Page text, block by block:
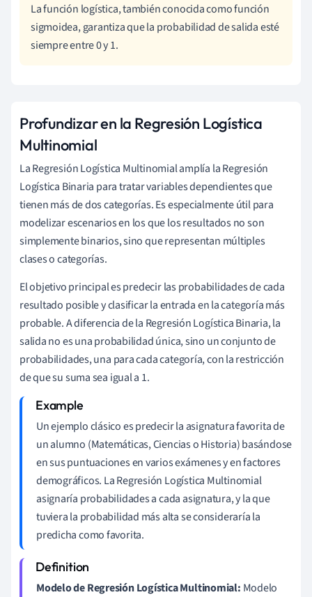
La función logística, también conocida como función
sigmoidea, garantiza que la probabilidad de salida esté
siempre entre 0 y 1.
Profundizar en la Regresión Logística
Multinomial
La Regresión Logística Multinomial amplía la Regresión
Logística Binaria para tratar variables dependientes que
tienen más de dos categorías. Es especialmente útil para
modelizar escenarios en los que los resultados no son
simplemente binarios, sino que representan múltiples
clases o categorías.
El objetivo principal es predecir las probabilidades de cada
resultado posible y clasificar la entrada en la categoría más
probable. A diferencia de la Regresión Logística Binaria, la
salida no es una probabilidad única, sino un conjunto de
probabilidades, una para cada categoría, con la restricción
de que su suma sea igual a 1.
Un ejemplo clásico es predecir la asignatura favorita de
un alumno (Matemáticas, Ciencias o Historia) basándose
en sus puntuaciones en varios exámenes y en factores
demográficos. La Regresión Logística Multinomial
asignaría probabilidades a cada asignatura, y la que
tuviera la probabilidad más alta se consideraría la
predicha como favorita.
Modelo de Regresión Logística Multinomial: Modelo